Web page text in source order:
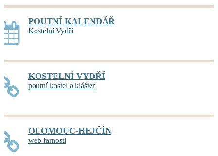
POUTNÍ KALENDÁŘ
Kostelní Vydří
KOSTELNÍ VYDŘÍ
poutní kostel a klášter
OLOMOUC-HEJČÍN
web farnosti